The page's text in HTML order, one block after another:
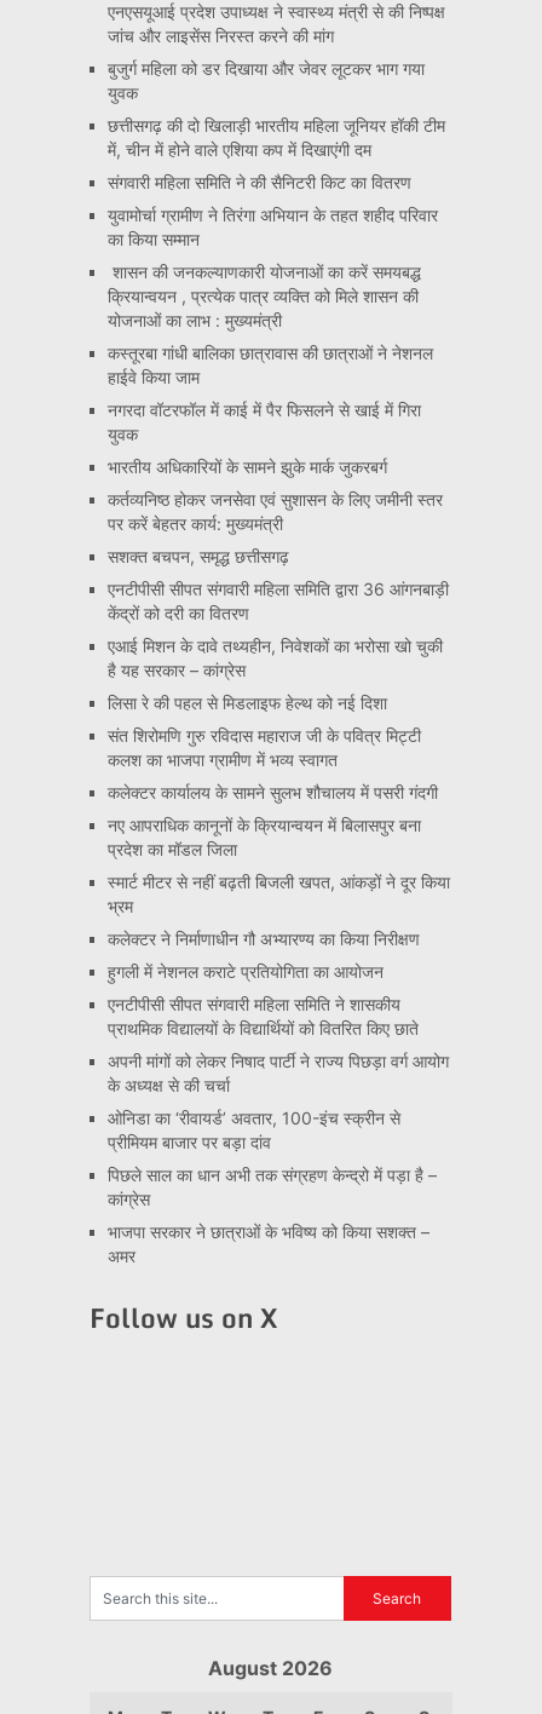
एनएसयूआई प्रदेश उपाध्यक्ष ने स्वास्थ्य मंत्री से की निष्पक्ष
जांच और लाइसेंस निरस्त करने की मांग
बुजुर्ग महिला को डर दिखाया और जेवर लूटकर भाग गया
युवक
छत्तीसगढ़ की दो खिलाड़ी भारतीय महिला जूनियर हॉकी टीम
में, चीन में होने वाले एशिया कप में दिखाएंगी दम
संगवारी महिला समिति ने की सैनिटरी किट का वितरण
युवामोर्चा ग्रामीण ने तिरंगा अभियान के तहत शहीद परिवार
का किया सम्मान
शासन की जनकल्याणकारी योजनाओं का करें समयबद्ध
क्रियान्वयन , प्रत्येक पात्र व्यक्ति को मिले शासन की
योजनाओं का लाभ : मुख्यमंत्री
कस्तूरबा गांधी बालिका छात्रावास की छात्राओं ने नेशनल
हाईवे किया जाम
नगरदा वॉटरफॉल में काई में पैर फिसलने से खाई में गिरा
युवक
भारतीय अधिकारियों के सामने झुके मार्क जुकरबर्ग
कर्तव्यनिष्ठ होकर जनसेवा एवं सुशासन के लिए जमीनी स्तर
पर करें बेहतर कार्य: मुख्यमंत्री
सशक्त बचपन, समृद्ध छत्तीसगढ़
एनटीपीसी सीपत संगवारी महिला समिति द्वारा 36 आंगनबाड़ी
केंद्रों को दरी का वितरण
एआई मिशन के दावे तथ्यहीन, निवेशकों का भरोसा खो चुकी
है यह सरकार – कांग्रेस
लिसा रे की पहल से मिडलाइफ हेल्थ को नई दिशा
संत शिरोमणि गुरु रविदास महाराज जी के पवित्र मिट्टी
कलश का भाजपा ग्रामीण में भव्य स्वागत
कलेक्टर कार्यालय के सामने सुलभ शौचालय में पसरी गंदगी
नए आपराधिक कानूनों के क्रियान्वयन में बिलासपुर बना
प्रदेश का मॉडल जिला
स्मार्ट मीटर से नहीं बढ़ती बिजली खपत, आंकड़ों ने दूर किया
भ्रम
कलेक्टर ने निर्माणाधीन गौ अभ्यारण्य का किया निरीक्षण
हुगली में नेशनल कराटे प्रतियोगिता का आयोजन
एनटीपीसी सीपत संगवारी महिला समिति ने शासकीय
प्राथमिक विद्यालयों के विद्यार्थियों को वितरित किए छाते
अपनी मांगों को लेकर निषाद पार्टी ने राज्य पिछड़ा वर्ग आयोग
के अध्यक्ष से की चर्चा
ओनिडा का ‘रीवायर्ड’ अवतार, 100-इंच स्क्रीन से
प्रीमियम बाजार पर बड़ा दांव
पिछले साल का धान अभी तक संग्रहण केन्द्रो में पड़ा है –
कांग्रेस
भाजपा सरकार ने छात्राओं के भविष्य को किया सशक्त –
अमर
Follow us on X
August 2026